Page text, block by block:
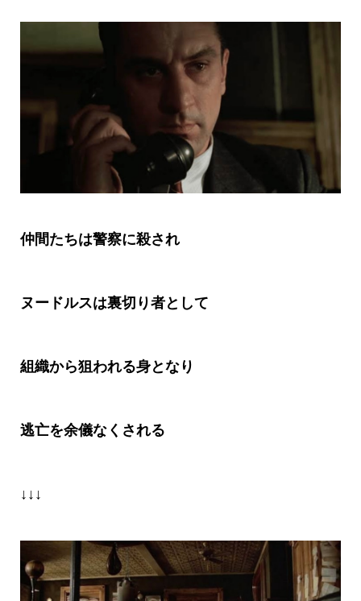
仲間たちは警察に殺され
ヌードルスは裏切り者として
組織から狙われる身となり
逃亡を余儀なくされる
↓↓↓